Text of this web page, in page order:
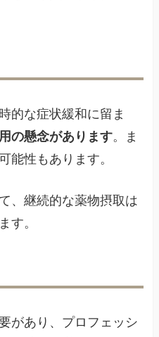
的な症状緩和に留ま
の懸念があります。ま
能性もあります。
、継続的な薬物摂取は
す。
があり、プロフェッシ